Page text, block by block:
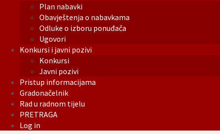
Plan nabavki
Obavještenja o nabavkama
Odluke o izboru ponuđača
Ugovori
Konkursi i javni pozivi
Konkursi
Javni pozivi
Pristup informacijama
Gradonačelnik
Rad u radnom tijelu
PRETRAGA
Log in